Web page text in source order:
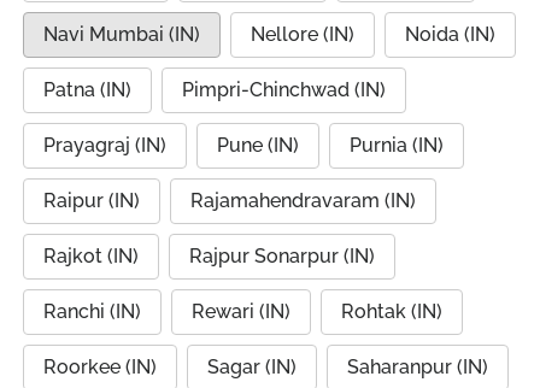
Navi Mumbai (IN) Nellore (IN) Noida (IN)
Patna (IN) Pimpri-Chinchwad (IN)
Prayagraj (IN) Pune (IN) Purnia (IN)
Raipur (IN) Rajamahendravaram (IN)
Rajkot (IN) Rajpur Sonarpur (IN)
Ranchi (IN) Rewari (IN) Rohtak (IN)
Roorkee (IN) Sagar (IN) Saharanpur (IN)